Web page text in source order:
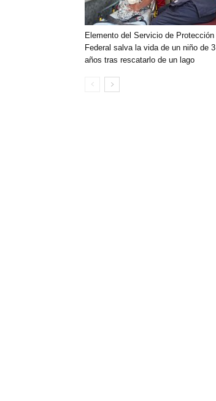
Elemento del Servicio de Protección
Federal salva la vida de un niño de 3
años tras rescatarlo de un lago